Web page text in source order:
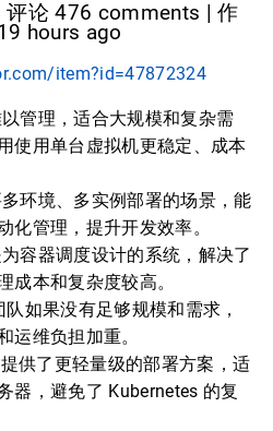
论 476 comments | 作
hours ago
item?id=47872324
管理，适合大规模和复杂需
使用单台虚拟机更稳定、成本
环境、多实例部署的场景，能
化管理，提升开发效率。
容器调度设计的系统，解决了
成本和复杂度较高。
如果没有足够规模和需求，
运维负担加重。
供了更轻量级的部署方案，适
器，避免了 Kubernetes 的复